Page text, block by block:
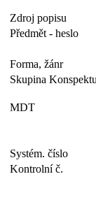
Zdroj popisu
Předmět - heslo
Forma, žánr
Skupina
MDT
Systém. číslo
Kontrolní č.